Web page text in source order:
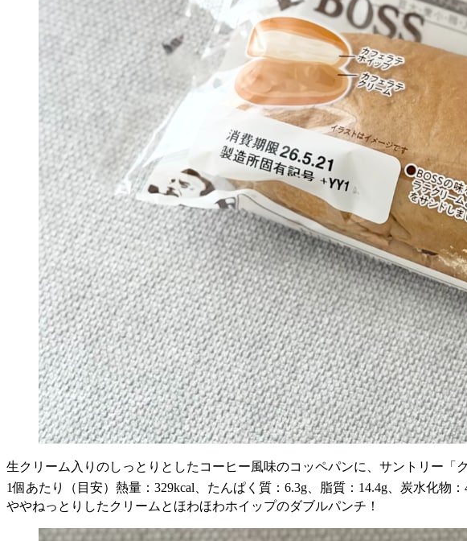
生クリーム入りのしっとりとしたコーヒー風味のコッペパンに、サントリー「
1個あたり（目安）熱量：329kcal、たんぱく質：6.3g、脂質：14.4g、炭水化物
ややねっとりしたクリームとほわほわホイップのダブルパンチ！